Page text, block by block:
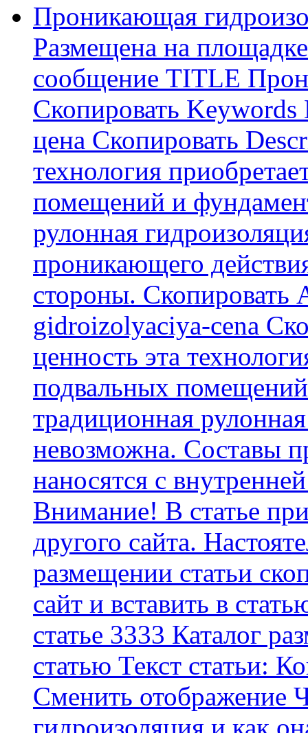
Проникающая
Размещена на
сообщение TITLE
Скопировать
цена Скопировать
технология
помещений и
рулонная
проникающего
стороны. Скопировать
gidroizolyaciya-cena
ценность эта
подвальных
традиционная
невозможна. Составы
наносятся с
Внимание! В статье
другого сайта.
размещении статьи
сайт и вставить в
статье 3333 Каталог
статью Текст статьи:
Cменить отображение
гидроизоляция и как